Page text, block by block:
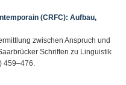
(CRFC): Aufbau,
zwischen Anspruch und
Schriften zu Linguistik
459–476.